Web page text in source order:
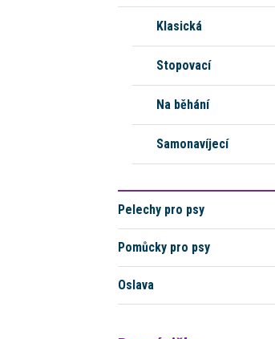
Klasická
Stopovací
Na běhání
Samonavíjecí
Pelechy pro psy
Pomůcky pro psy
Oslava